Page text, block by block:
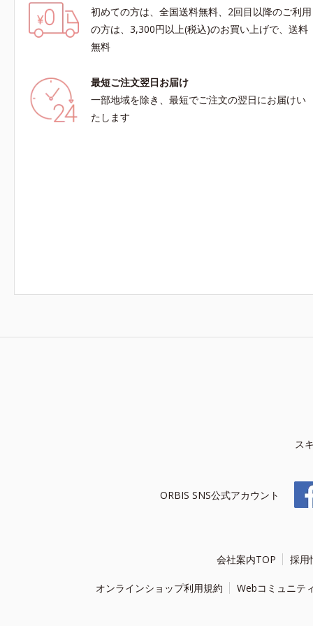
初めての方は、全国送料無料、2回目以降のご利用
の方は、3,300円以上(税込)のお買い上げで、送料
無料
最短ご注文翌日お届け
一部地域を除き、最短でご注文の翌日にお届けい
たします
ス
ORBIS SNS公式アカウント
会社案内TOP 採用
オンラインショップ利用規約 Webコミュニテ